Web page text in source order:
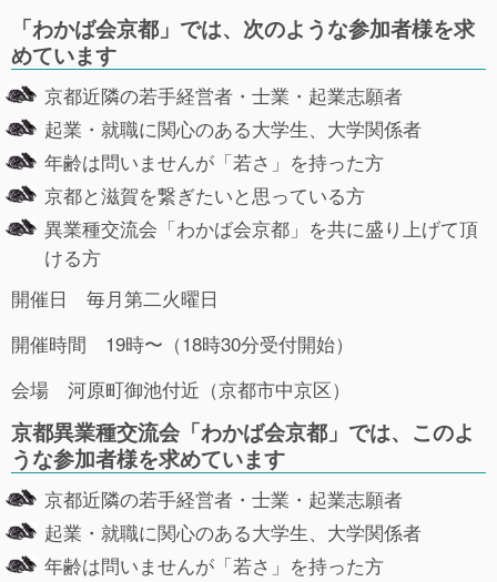
「わかば会京都」では、次のような参加者様を求
めています
京都近隣の若手経営者・士業・起業志願者
起業・就職に関心のある大学生、大学関係者
年齢は問いませんが「若さ」を持った方
京都と滋賀を繋ぎたいと思っている方
異業種交流会「わかば会京都」を共に盛り上げて頂
ける方
開催日 毎月第二火曜日
開催時間 19時〜（18時30分受付開始）
会場 河原町御池付近（京都市中京区）
京都異業種交流会「わかば会京都」では、このよ
うな参加者様を求めています
京都近隣の若手経営者・士業・起業志願者
起業・就職に関心のある大学生、大学関係者
年齢は問いませんが「若さ」を持った方